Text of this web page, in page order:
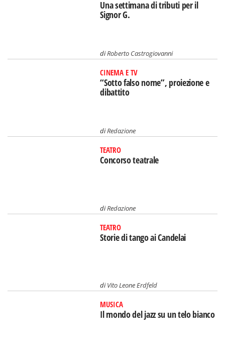
Una settimana di tributi per il
Signor G.
diRoberto Castrogiovanni
CINEMA E TV
“Sotto falso nome”, proiezione e
dibattito
diRedazione
TEATRO
Concorso teatrale
diRedazione
TEATRO
Storie di tango ai Candelai
diVito Leone Erdfeld
MUSICA
Il mondo del jazz su un telo bianco